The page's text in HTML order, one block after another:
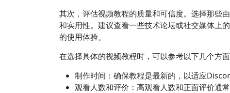
其次，评估视频教程的质量和可信度。选择那些
和实用性。建议查看一些技术论坛或社交媒体上
的使用体验。
在选择具体的视频教程时，可以参考以下几个方面
制作时间：确保教程是最新的，以适应
观看人数和评价：高观看人数和正面评价通